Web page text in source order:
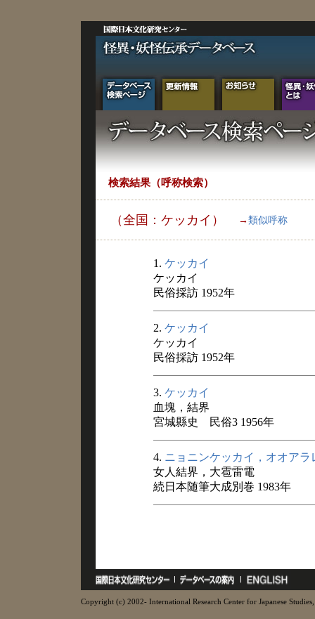
検索結果（呼称検索）
（全国：ケッカイ） → 類似呼称
1. ケッカイ
ケッカイ
民俗採訪 1952年
2. ケッカイ
ケッカイ
民俗採訪 1952年
3. ケッカイ
血塊，結界
宮城縣史 民俗3 1956年
4. ニョニンケッカイ，オオアラ
女人結界，大雹雷電
続日本随筆大成別巻 1983年
Copyright (c) 2002- International Research Center for Japanese